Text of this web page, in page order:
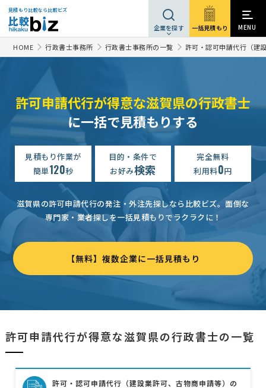
見積もり比較なら比較ビズ
企業を探す 一括見積もり MENU
HOME 行政書士事務所 行政書士事務所の一覧 許可・認可申請代行（建
許可申請代行が得意な滋賀県の行政書士
に一括で見積もりする
見積もり作業が
簡単120秒
目的・条件で
お好み検索
完全無料
利用料0円
滋賀県の許可申請代行の発注・外注先探しなら比較ビズ。 面倒な
専門家・業者探しを一括見積もりでラクラクに！
【無料】複数企業に一括見積もり
許可申請代行が得意な滋賀県の行政書士の一覧
許可・認可申請代行（建設業許可、古物商申請等）の